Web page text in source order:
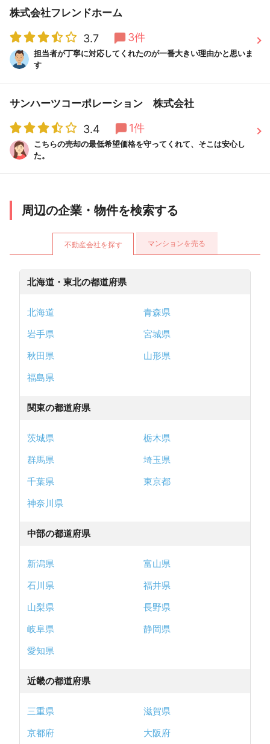
株式会社フレンドホーム
3.7 3件
担当者が丁寧に対応してくれたのが一番大きい理由かと思いま
す
サンハーツコーポレーション 株式会社
3.4 1件
こちらの売却の最低希望価格を守ってくれて、そこは安心し
た。
周辺の企業・物件を検索する
不動産会社を探す マンションを売る
北海道・東北の都道府県
北海道
青森県
岩手県
宮城県
秋田県
山形県
福島県
関東の都道府県
茨城県
栃木県
群馬県
埼玉県
千葉県
東京都
神奈川県
中部の都道府県
新潟県
富山県
石川県
福井県
山梨県
長野県
岐阜県
静岡県
愛知県
近畿の都道府県
三重県
滋賀県
京都府
大阪府